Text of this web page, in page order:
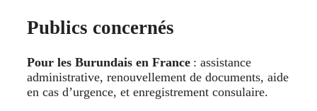
Publics concernés
Pour les Burundais en France : assistance
administrative, renouvellement de documents, aide
en cas d’urgence, et enregistrement consulaire.